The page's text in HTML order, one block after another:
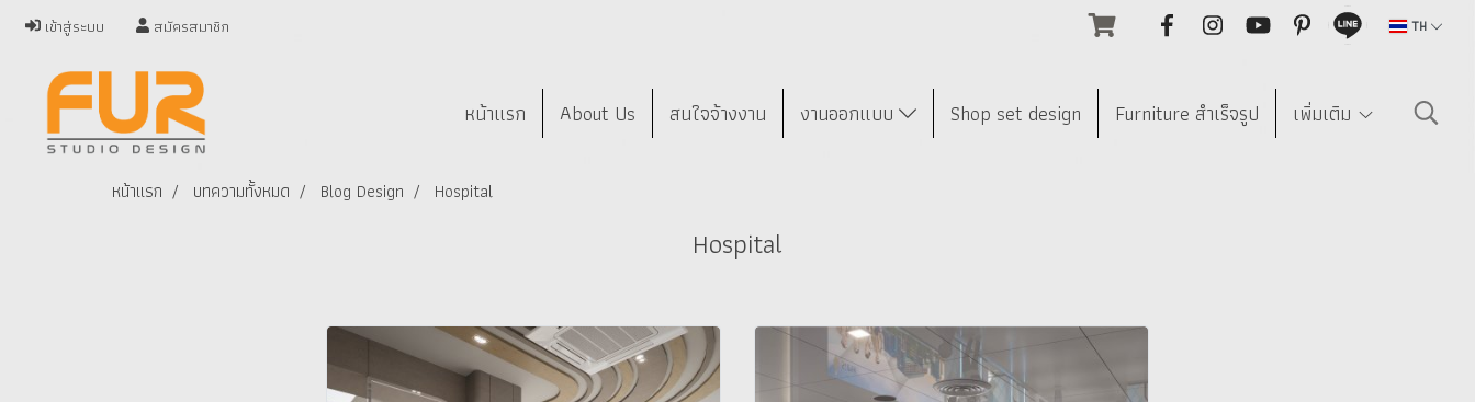
เข้าสู่ระบบ สมัครสมาชิก TH
หน้าแรก About Us สนใจจ้างงาน งานออกแบบ Shop set design Furniture สำเร็จรูป เพิ่มเติม
หน้าแรก บทความทั้งหมด Blog Design Hospital
Hospital